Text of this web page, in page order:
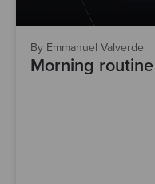
By Emmanuel Valverde
Morning routine